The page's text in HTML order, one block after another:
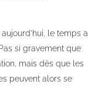
le temps a
si gravement que
mais dès que les
peuvent alors se